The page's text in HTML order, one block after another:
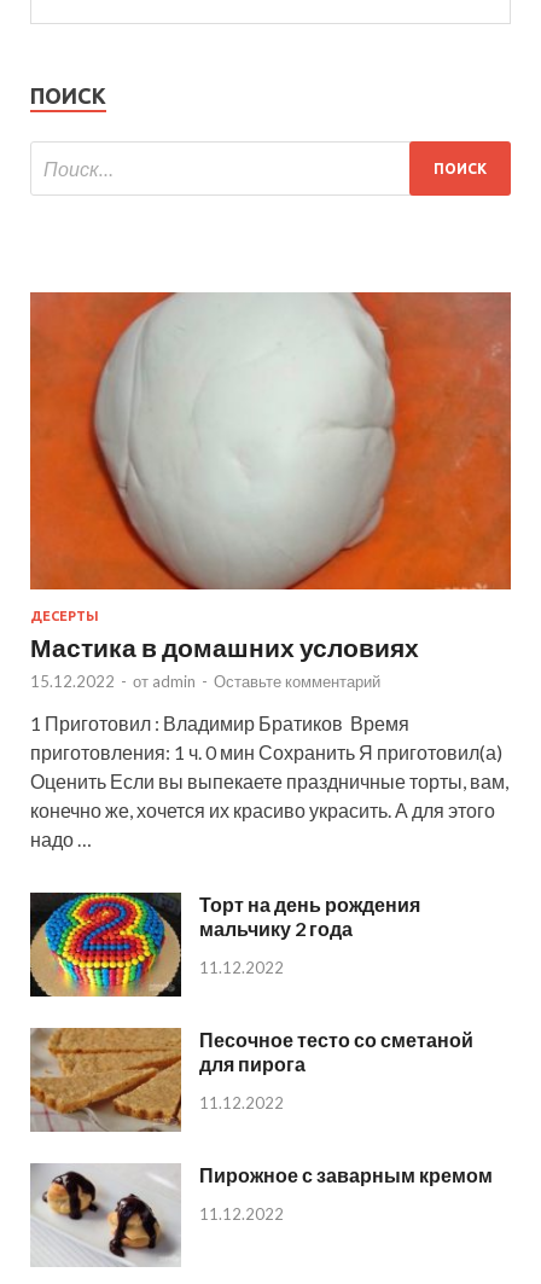
ПОИСК
ДЕСЕРТЫ
Мастика в домашних условиях
15.12.2022 - от admin - Оставьте комментарий
1 Приготовил : Владимир Братиков Время
приготовления: 1 ч. 0 мин Сохранить Я приготовил(а)
Оценить Если вы выпекаете праздничные торты, вам,
конечно же, хочется их красиво украсить. А для этого
надо …
Торт на день рождения
мальчику 2 года
11.12.2022
Песочное тесто со сметаной
для пирога
11.12.2022
Пирожное с заварным кремом
11.12.2022